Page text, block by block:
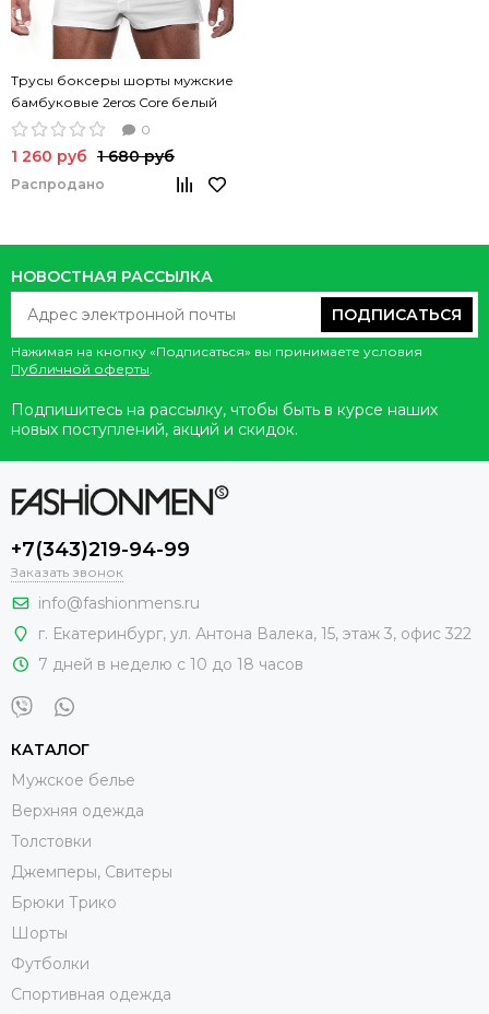
Трусы боксеры шорты мужские
бамбуковые 2eros Core белый
цвет
0
1 260 руб 1 680 руб
Распродано
НОВОСТНАЯ РАССЫЛКА
ПОДПИСАТЬСЯ
Нажимая на кнопку «Подписаться» вы принимаете условия
Публичной оферты.
Подпишитесь на рассылку, чтобы быть в курсе наших
новых поступлений, акций и скидок.
+7(343)219-94-99
Заказать звонок
info@fashionmens.ru
г. Екатеринбург, ул. Антона Валека, 15, этаж 3, офис 322
7 дней в неделю с 10 до 18 часов
КАТАЛОГ
Мужское белье
Верхняя одежда
Толстовки
Джемперы, Свитеры
Брюки Трико
Шорты
Футболки
Спортивная одежда